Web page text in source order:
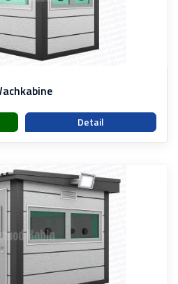
Detail